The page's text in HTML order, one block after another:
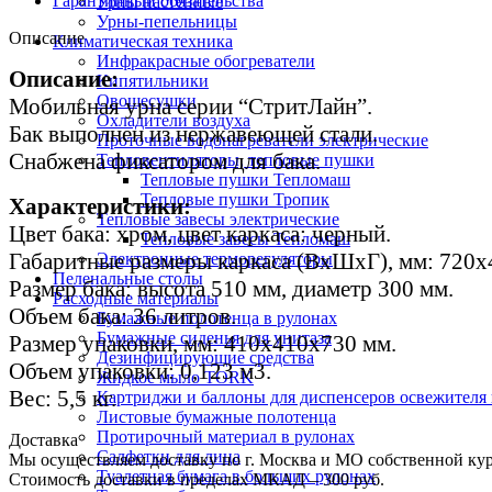
Урны-пепельницы
Климатическая техника
Инфракрасные обогреватели
Кипятильники
Овощесушки
Охладители воздуха
Проточные водонагреватели электрические
Тепловентиляторы, тепловые пушки
Тепловые пушки Тепломаш
Тепловые пушки Тропик
Тепловые завесы электрические
Тепловые завесы Тепломаш
Электронные терморегуляторы
Пеленальные столы
Расходные материалы
Бумажные полотенца в рулонах
Бумажные сиденья для унитаза
Дезинфицирующие средства
Жидкое мыло TORK
Картриджи и баллоны для диспенсеров освежителя
Листовые бумажные полотенца
Протирочный материал в рулонах
Салфетки для лица
Туалетная бумага в больших рулонах
Описание
Описание:
Мобильная урна серии “СтритЛайн”.
Бак выполнен из нержавеющей стали.
Снабжена фиксатором для бака.
Характеристики:
Цвет бака: хром, цвет каркаса: черный.
Габаритные размеры каркаса (ВхШхГ), мм:
Размер бака: высота 510 мм, диаметр 300 мм.
Объем бака: 36 литров.
Размер упаковки, мм: 410х410х730 мм.
Объем упаковки: 0,123 м3.
Вес: 5,5 кг.
Доставка
Мы осуществляем доставку по г. Москва и МО собственной
Стоимость доставки в пределах МКАД – 300 руб.